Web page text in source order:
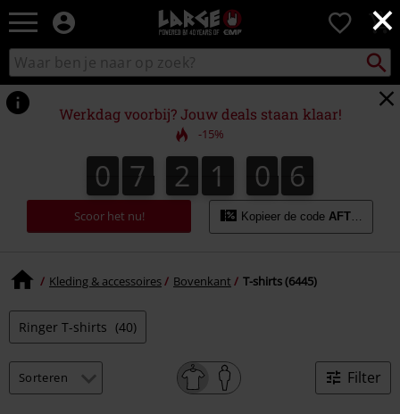
×
Large
–
Muziek-,
en
gaming-
merch
+
alternatieve
kleding
0
Zoek
in
catalogus
zoeken
Werkdag voorbij? Jouw deals staan klaar!
-15%
0
0 7
7 2
2 1
1 0
0
0
0 4
5
4
6
5
Scoor het nu! Kopieer de code
Kleding & accessoires Bovenkant T-shirts (6445)
Ringer T-shirts (40)
Filter